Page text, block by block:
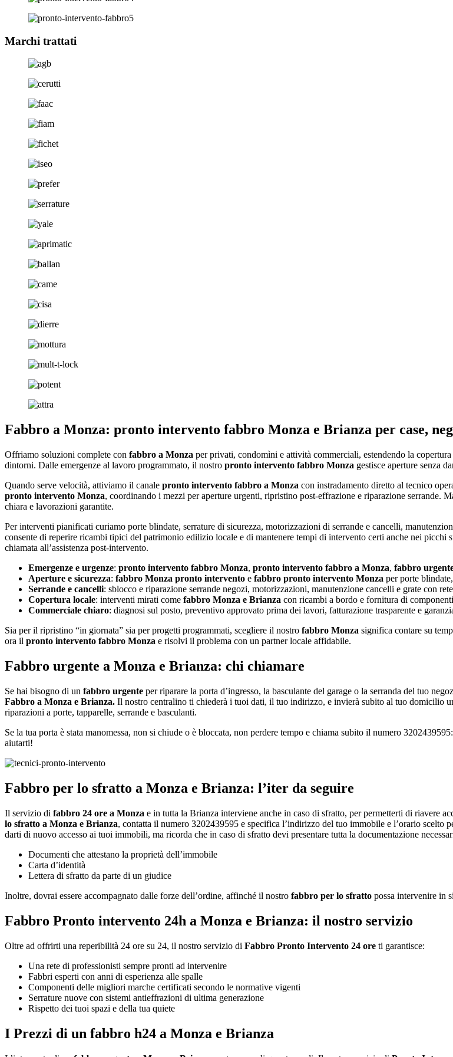
Marchi trattati
Fabbro a Monza: pronto intervento fabbro Monza e Brianza per case,
Offriamo soluzioni complete con fabbro a Monza per privati, condomìni e attività commerciali, estendendo la copertura
dintorni. Dalle emergenze al lavoro programmato, il nostro pronto intervento fabbro Monza gestisce aperture senza
Quando serve velocità, attiviamo il canale pronto intervento fabbro a Monza con instradamento diretto al tecnico
pronto intervento Monza, coordinando i mezzi per aperture urgenti, ripristino post-effrazione e riparazione serrande.
chiara e lavorazioni garantite.
Per interventi pianificati curiamo porte blindate, serrature di sicurezza, motorizzazioni di serrande e cancelli,
consente di reperire ricambi tipici del patrimonio edilizio locale e di mantenere tempi di intervento certi anche nei picchi
chiamata all’assistenza post-intervento.
Emergenze e urgenze: pronto intervento fabbro Monza, pronto intervento fabbro a Monza, fabbro
Aperture e sicurezza: fabbro Monza pronto intervento e fabbro pronto intervento Monza per porte
Serrande e cancelli: sblocco e riparazione serrande negozi, motorizzazioni, manutenzione cancelli e grate con rete
Copertura locale: interventi mirati come fabbro Monza e Brianza con ricambi a bordo e fornitura di
Commerciale chiaro: diagnosi sul posto, preventivo approvato prima dei lavori, fatturazione trasparente e
Sia per il ripristino “in giornata” sia per progetti programmati, scegliere il nostro fabbro Monza significa contare su
ora il pronto intervento fabbro Monza e risolvi il problema con un partner locale affidabile.
Fabbro urgente a Monza e Brianza: chi chiamare
Se hai bisogno di un fabbro urgente per riparare la porta d’ingresso, la basculante del garage o la serranda del tuo
Fabbro a Monza e Brianza. Il nostro centralino ti chiederà i tuoi dati, il tuo indirizzo, e invierà subito al tuo domicilio
riparazioni a porte, tapparelle, serrande e basculanti.
Se la tua porta è stata manomessa, non si chiude o è bloccata, non perdere tempo e chiama subito il numero
aiutarti!
Fabbro per lo sfratto a Monza e Brianza: l’iter da seguire
Il servizio di fabbro 24 ore a Monza e in tutta la Brianza interviene anche in caso di sfratto, per permetterti di riavere
lo sfratto a Monza e Brianza, contatta il numero 3202439595 e specifica l’indirizzo del tuo immobile e l’orario
darti di nuovo accesso ai tuoi immobili, ma ricorda che in caso di sfratto devi presentare tutta la documentazione
Documenti che attestano la proprietà dell’immobile
Carta d’identità
Lettera di sfratto da parte di un giudice
Inoltre, dovrai essere accompagnato dalle forze dell’ordine, affinché il nostro fabbro per lo sfratto possa intervenire in
Fabbro Pronto intervento 24h a Monza e Brianza: il nostro servizio
Oltre ad offrirti una reperibilità 24 ore su 24, il nostro servizio di Fabbro Pronto Intervento 24 ore ti garantisce:
Una rete di professionisti sempre pronti ad intervenire
Fabbri esperti con anni di esperienza alle spalle
Componenti delle migliori marche certificati secondo le normative vigenti
Serrature nuove con sistemi antieffrazioni di ultima generazione
Rispetto dei tuoi spazi e della tua quiete
I Prezzi di un fabbro h24 a Monza e Brianza